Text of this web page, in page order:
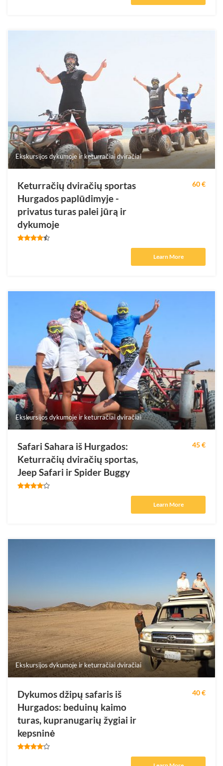
Ekskursijos dykumoje ir keturračiai dviračiai
Keturračių dviračių sportas
Hurgados paplūdimyje -
privatus turas palei jūrą ir
dykumoje
60 €
Learn More
Ekskursijos dykumoje ir keturračiai dviračiai
Safari Sahara iš Hurgados:
Keturračių dviračių sportas,
Jeep Safari ir Spider Buggy
45 €
Learn More
Ekskursijos dykumoje ir keturračiai dviračiai
Dykumos džipų safaris iš
Hurgados: beduinų kaimo
turas, kupranugarių žygiai ir
kepsninė
40 €